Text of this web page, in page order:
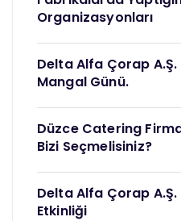
Organizasyonları
Delta Alfa Çorap
Mangal Günü.
Düzce Catering
Bizi Seçmelisiniz?
Delta Alfa Çorap A.Ş.
Etkinliği